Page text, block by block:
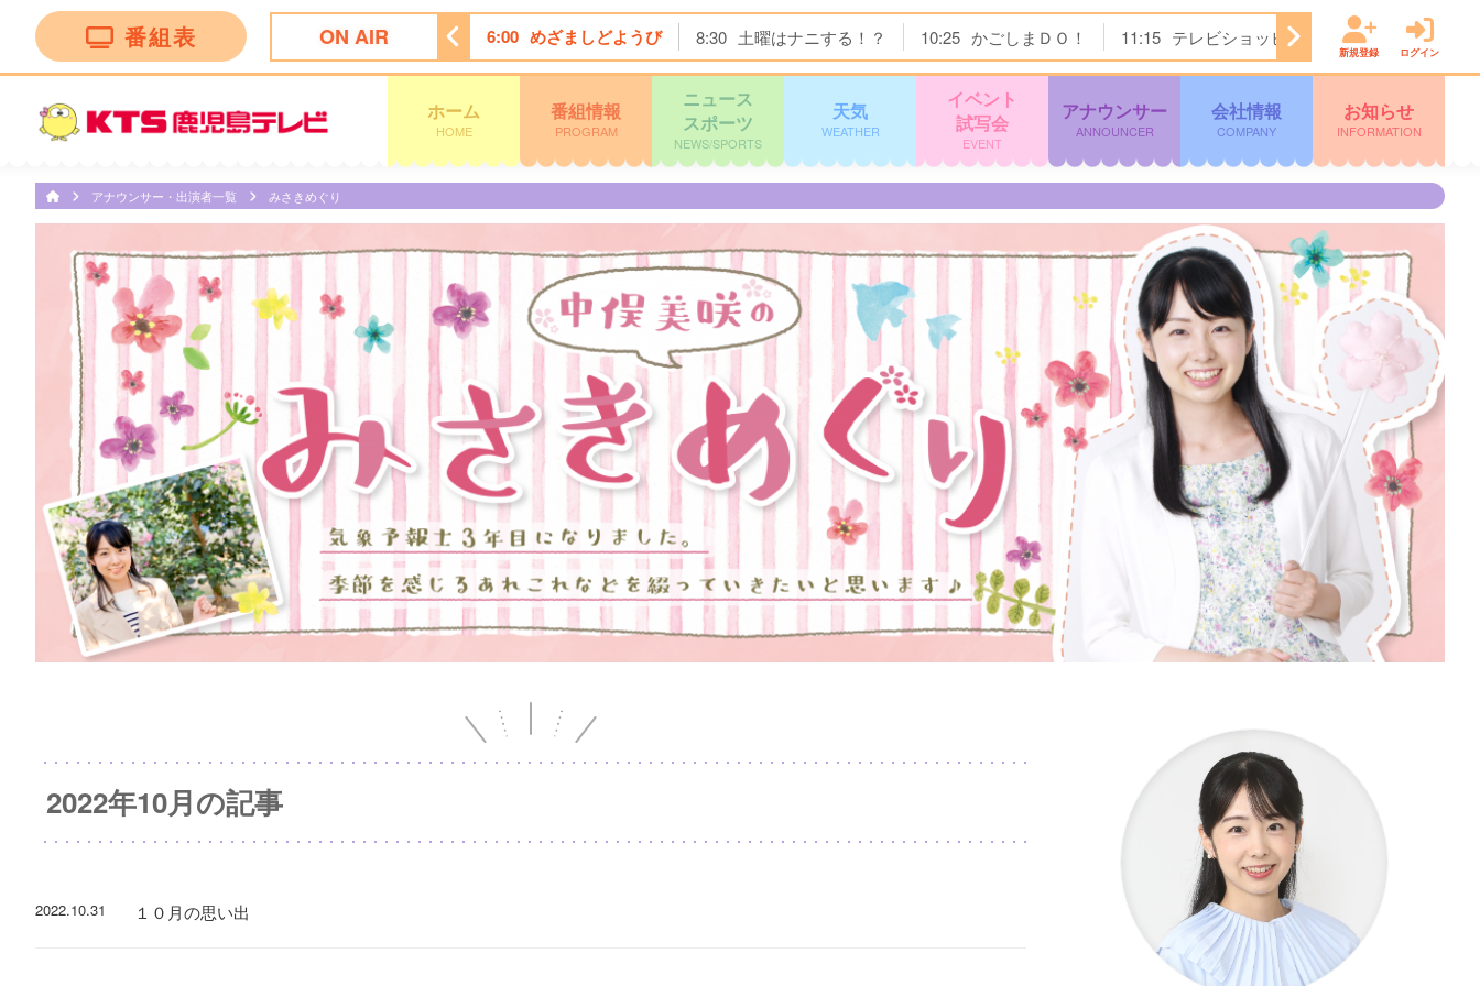
番組表 ON AIR
ーニーズテレビショッピング ＴＨＥフィッシング 6:00 めざましどようび 8:30 土曜はナニする！？ 10:25 かごしまＤＯ！ 11:15 テレビショッピング 11:45 ぽよチャ
新規登録 ログイン
ホーム
HOME
番組情報
PROGRAM
ニュース
スポーツ
NEWS/SPORTS
天気
WEATHER
イベント
試写会
EVENT
アナウンサー
ANNOUNCER
会社情報
COMPANY
お知らせ
INFORMATION
アナウンサー・出演者一覧 みさきめぐり
2022年10月の記事
2022.10.31 １０月の思い出